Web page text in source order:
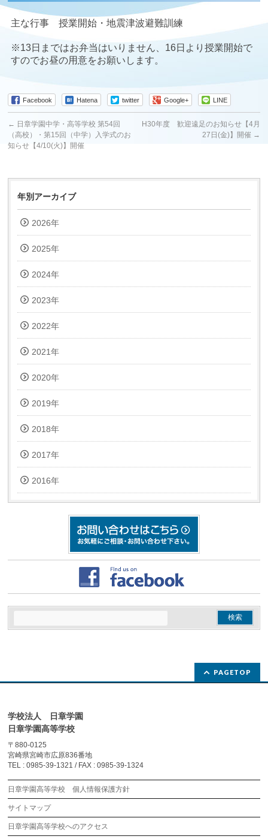
主な行事 授業開始・地震津波避難訓練
※13日まではお弁当はいりません、16日より授業開始で
すのでお昼の用意をお願いします。
Facebook Hatena twitter Google+ LINE
← 日章学園中学・高等学校 第54回
（高校）・第15回（中学）入学式のお
知らせ【4/10(火)】開催
H30年度 歓迎遠足のお知らせ【4月
27日(金)】開催 →
年別アーカイブ
2026年
2025年
2024年
2023年
2022年
2021年
2020年
2019年
2018年
2017年
2016年
PAGETOP
学校法人 日章学園
日章学園高等学校
〒880-0125
宮崎県宮崎市広原836番地
TEL : 0985-39-1321 / FAX : 0985-39-1324
日章学園高等学校 個人情報保護方針
サイトマップ
日章学園高等学校へのアクセス